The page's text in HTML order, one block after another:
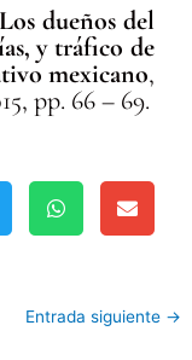
Los dueños del
y tráfico de
mexicano,
pp. 66 – 69.
Entrada siguiente →